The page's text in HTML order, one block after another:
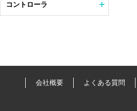
コントローラ
会社概要 よくある質問